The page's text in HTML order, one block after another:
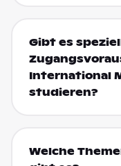
Gibt es
International
studieren?
Welche